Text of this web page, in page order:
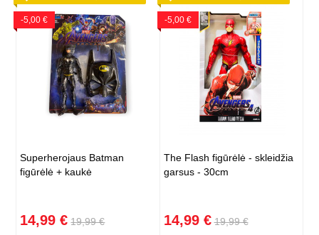
-5,00 €
Superherojaus Batman
figūrėlė + kaukė
14,99 € 19,99 €
-5,00 €
The Flash figūrėlė - skleidžia
garsus - 30cm
14,99 € 19,99 €